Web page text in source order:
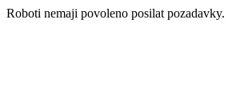
Roboti nemaji povoleno posilat pozadavky.